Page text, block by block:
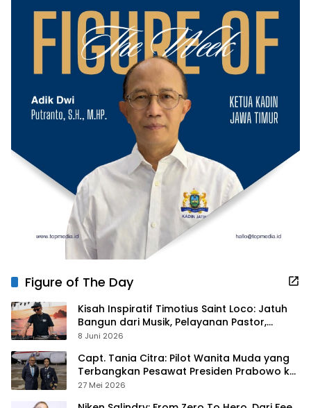
Figure of The Day
Kisah Inspiratif Timotius Saint Loco: Jatuh
Bangun dari Musik, Pelayanan Pastor,
hingga Gurita Bisnis Sambal Babon
8 Juni 2026
Capt. Tania Citra: Pilot Wanita Muda yang
Terbangkan Pesawat Presiden Prabowo ke
Prancis
27 Mei 2026